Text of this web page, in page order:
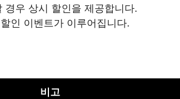
경우 상시 할인을 제공합니다.
인 이벤트가 이루어집니다.
비고